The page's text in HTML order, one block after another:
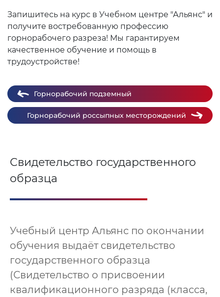
Запишитесь на курс в Учебном центре "Альянс" и
получите востребованную профессию
горнорабочего разреза! Мы гарантируем
качественное обучение и помощь в
трудоустройстве!
Горнорабочий подземный
Горнорабочий россыпных месторождений
Свидетельство государственного
образца
Учебный центр Альянс по окончании
обучения выдаёт свидетельство
государственного образца
(Свидетельство о присвоении
квалификационного разряда (класса,